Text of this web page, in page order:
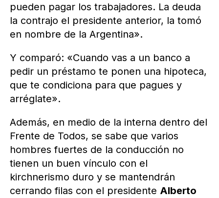
pueden pagar los trabajadores. La deuda
la contrajo el presidente anterior, la tomó
en nombre de la Argentina».
Y comparó: «Cuando vas a un banco a
pedir un préstamo te ponen una hipoteca,
que te condiciona para que pagues y
arréglate».
Además, en medio de la interna dentro del
Frente de Todos, se sabe que varios
hombres fuertes de la conducción no
tienen un buen vínculo con el
kirchnerismo duro y se mantendrán
cerrando filas con el presidente Alberto